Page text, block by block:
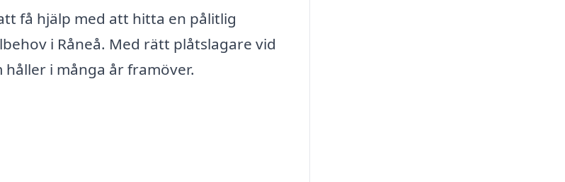
få hjälp med att hitta en pålitlig
i Råneå. Med rätt plåtslagare vid
i många år framöver.